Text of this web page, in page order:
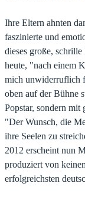
Ihre Eltern ahnten
faszinierte und
dieses große,
heute, "nach einem
mich unwiderruflich
oben auf der Bühne
Popstar, sondern mit
"Der Wunsch, die
ihre Seelen zu
2012 erscheint nun
produziert von
erfolgreichsten